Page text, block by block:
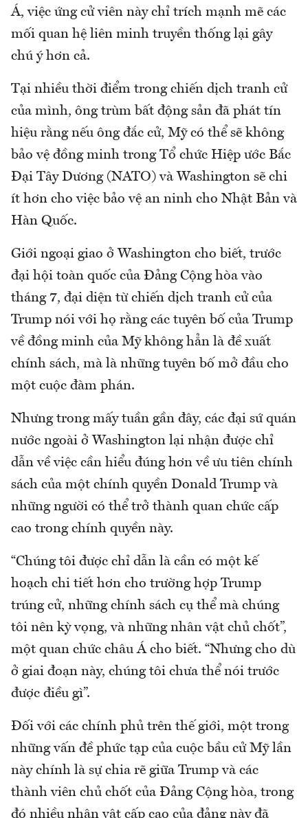
Á, việc ứng cử viên này chỉ trích mạnh mẽ các
mối quan hệ liên minh truyền thống lại gây
chú ý hơn cả.
Tại nhiều thời điểm trong chiến dịch tranh cử
của mình, ông trùm bất động sản đã phát tín
hiệu rằng nếu ông đắc cử, Mỹ có thể sẽ không
bảo vệ đồng minh trong Tổ chức Hiệp ước Bắc
Đại Tây Dương (NATO) và Washington sẽ chi
ít hơn cho việc bảo vệ an ninh cho Nhật Bản và
Hàn Quốc.
Giới ngoại giao ở Washington cho biết, trước
đại hội toàn quốc của Đảng Cộng hòa vào
tháng 7, đại diện từ chiến dịch tranh cử của
Trump nói với họ rằng các tuyên bố của Trump
về đồng minh của Mỹ không hẳn là đề xuất
chính sách, mà là những tuyên bố mở đầu cho
một cuộc đàm phán.
Nhưng trong mấy tuần gần đây, các đại sứ quán
nước ngoài ở Washington lại nhận được chỉ
dẫn về việc cần hiểu đúng hơn về ưu tiên chính
sách của một chính quyền Donald Trump và
những người có thể trở thành quan chức cấp
cao trong chính quyền này.
“Chúng tôi được chỉ dẫn là cần có một kế
hoạch chi tiết hơn cho trường hợp Trump
trúng cử, những chính sách cụ thể mà chúng
tôi nên kỳ vọng, và những nhân vật chủ chốt”,
một quan chức châu Á cho biết. “Nhưng cho dù
ở giai đoạn này, chúng tôi chưa thể nói trước
được điều gì”.
Đối với các chính phủ trên thế giới, một trong
những vấn đề phức tạp của cuộc bầu cử Mỹ lần
này chính là sự chia rẽ giữa Trump và các
thành viên chủ chốt của Đảng Cộng hòa, trong
đó nhiều nhân vật cấp cao của đảng này đã